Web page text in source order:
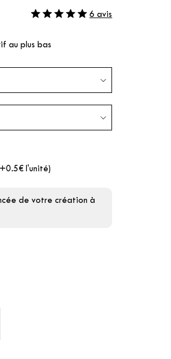
6 avis
au plus bas
l'unité)
de votre création à